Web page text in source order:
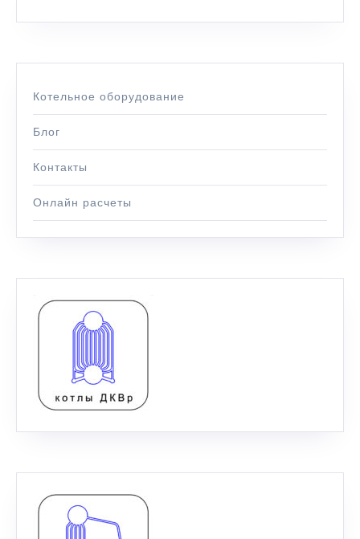
Котельное оборудование
Блог
Контакты
Онлайн расчеты